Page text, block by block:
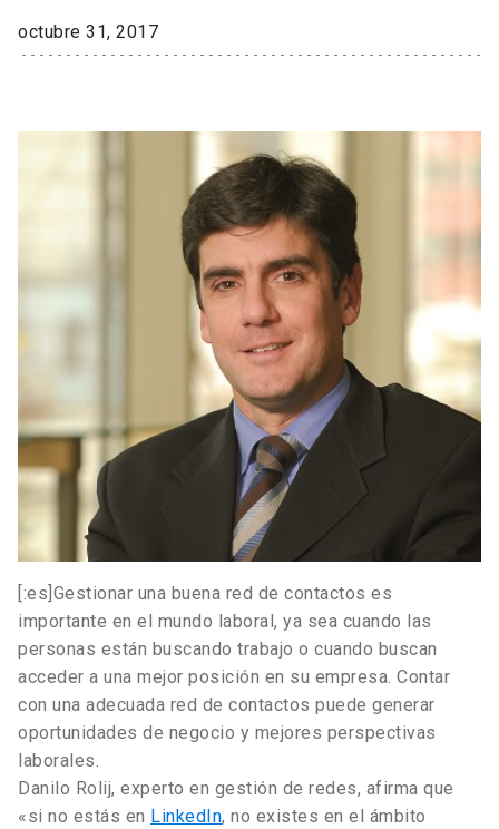
octubre 31, 2017
[:es]Gestionar una buena red de contactos es
importante en el mundo laboral, ya sea cuando las
personas están buscando trabajo o cuando buscan
acceder a una mejor posición en su empresa. Contar
con una adecuada red de contactos puede generar
oportunidades de negocio y mejores perspectivas
laborales.
Danilo Rolij, experto en gestión de redes, afirma que
«si no estás en LinkedIn, no existes en el ámbito